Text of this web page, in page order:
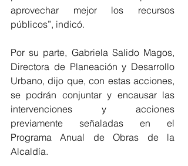
aprovechar mejor los recursos
públicos”, indicó.
Por su parte, Gabriela Salido Magos,
Directora de Planeación y Desarrollo
Urbano, dijo que, con estas acciones,
se podrán conjuntar y encausar las
intervenciones y acciones
previamente señaladas en el
Programa Anual de Obras de la
Alcaldía.